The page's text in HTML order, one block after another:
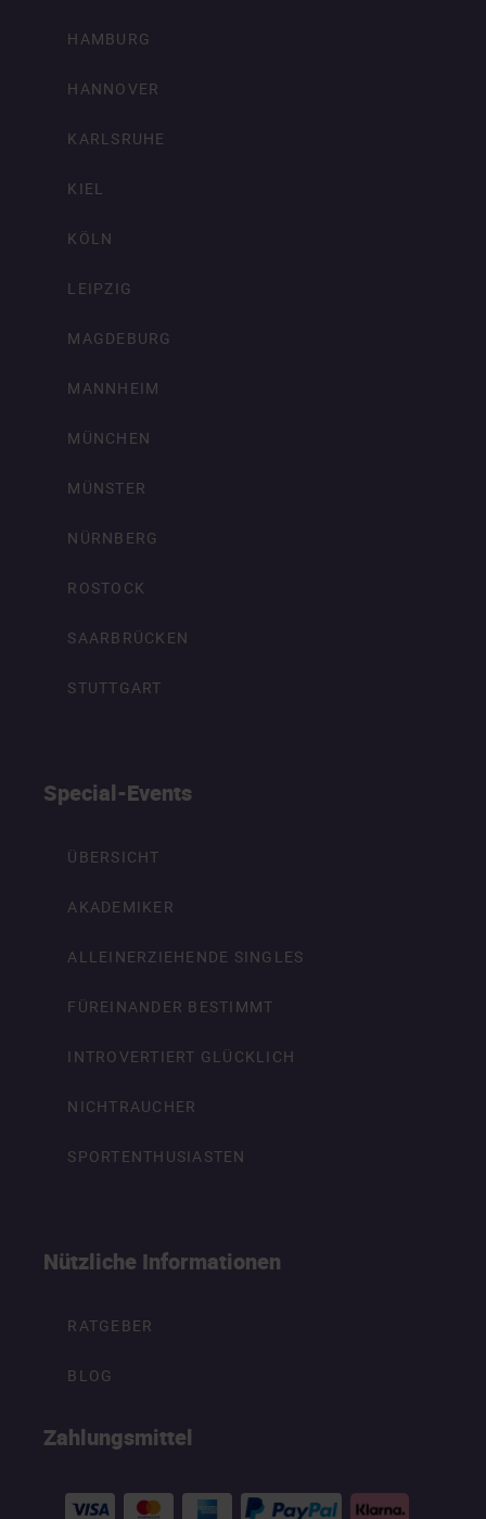
HAMBURG
HANNOVER
KARLSRUHE
KIEL
KÖLN
LEIPZIG
MAGDEBURG
MANNHEIM
MÜNCHEN
MÜNSTER
NÜRNBERG
ROSTOCK
SAARBRÜCKEN
STUTTGART
Special-Events
ÜBERSICHT
AKADEMIKER
ALLEINERZIEHENDE SINGLES
FÜREINANDER BESTIMMT
INTROVERTIERT GLÜCKLICH
NICHTRAUCHER
SPORTENTHUSIASTEN
Nützliche Informationen
RATGEBER
BLOG
Zahlungsmittel